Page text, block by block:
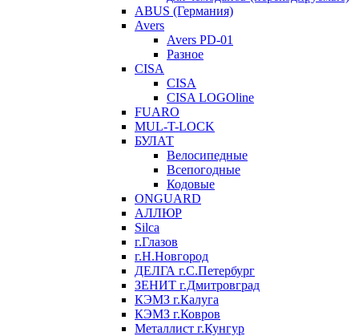
ABUS (Германия)
Avers
Avers PD-01
Разное
CISA
CISA
CISA LOGOline
FUARO
MUL-T-LOCK
БУЛАТ
Велосипедные
Всепогодные
Кодовые
ONGUARD
АЛЛЮР
Silca
г.Глазов
г.Н.Новгород
ДЕЛГА г.С.Петербург
ЗЕНИТ г.Дмитровград
КЭМЗ г.Калуга
КЭМЗ г.Ковров
Металлист г.Кунгур